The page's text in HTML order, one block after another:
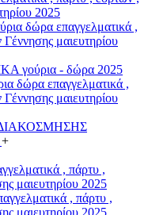
2025
δώρα επαγγελματικά ,
μαιευτηρίου
γούρια - δώρα 2025
δώρα επαγγελματικά ,
μαιευτηρίου
+
, πάρτυ ,
μαιευτηρίου 2025
, πάρτυ ,
μαιευτηρίου 2025